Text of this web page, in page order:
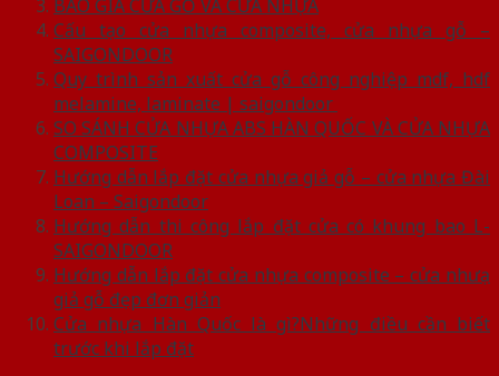
BÁO GIÁ CỬA GỖ VÀ CỬA NHỰA
Cấu tạo cửa nhựa composite, cửa nhựa gỗ –
SAIGONDOOR
Quy trình sản xuất cửa gỗ công nghiệp mdf, hdf
melamine, laminate | saigondoor
SO SÁNH CỬA NHỰA ABS HÀN QUỐC VÀ CỬA NHỰA
COMPOSITE
Hướng dẫn lắp đặt cửa nhựa giả gỗ – cửa nhựa Đài
Loan – Saigondoor
Hướng dẫn thi công lắp đặt cửa có khung bao L-
SAIGONDOOR
Hướng dẫn lắp đặt cửa nhựa composite – cửa nhưạ
giả gỗ đẹp đơn giản
Cửa nhựa Hàn Quốc là gì?Những điều cần biết
trước khi lắp đặt